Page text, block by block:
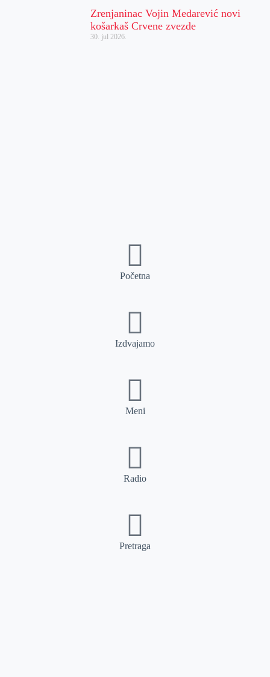
Zrenjaninac Vojin Medarević novi
košarkaš Crvene zvezde
30. jul 2026.
Početna
Izdvajamo
Meni
Radio
Pretraga